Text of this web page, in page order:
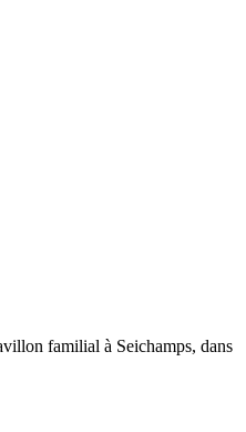
familial à Seichamps, dans